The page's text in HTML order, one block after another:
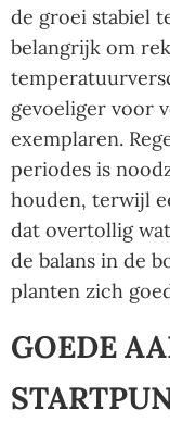
de groei stabiel
belangrijk om
gevoeliger voor
exemplaren.
periodes is
houden, terwijl
dat overtollig
de balans in de
planten zich
GOEDE